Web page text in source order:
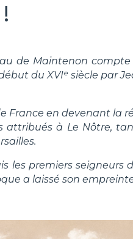
de Maintenon
du XVIᵉ siècle par
France en devenant la
attribués à Le Nôtre,
les premiers
a laissé son